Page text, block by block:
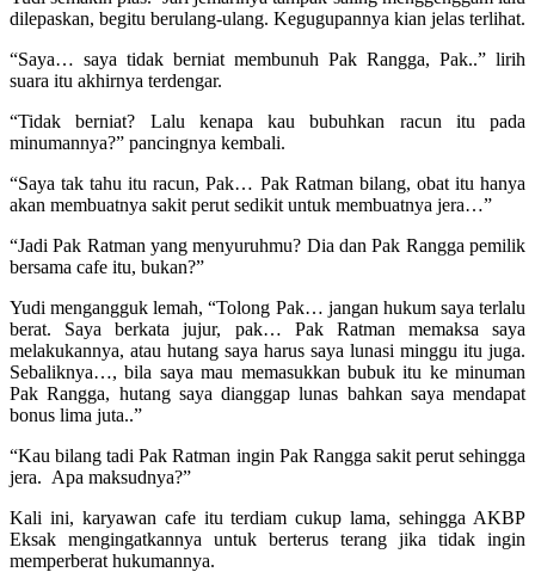
dilepaskan, begitu berulang-ulang. Kegugupannya kian jelas terlihat.
“Saya… saya tidak berniat membunuh Pak Rangga, Pak..” lirih
suara itu akhirnya terdengar.
“Tidak berniat? Lalu kenapa kau bubuhkan racun itu pada
minumannya?” pancingnya kembali.
“Saya tak tahu itu racun, Pak… Pak Ratman bilang, obat itu hanya
akan membuatnya sakit perut sedikit untuk membuatnya jera…”
“Jadi Pak Ratman yang menyuruhmu? Dia dan Pak Rangga pemilik
bersama cafe itu, bukan?”
Yudi mengangguk lemah, “Tolong Pak… jangan hukum saya terlalu
berat. Saya berkata jujur, pak… Pak Ratman memaksa saya
melakukannya, atau hutang saya harus saya lunasi minggu itu juga.
Sebaliknya…, bila saya mau memasukkan bubuk itu ke minuman
Pak Rangga, hutang saya dianggap lunas bahkan saya mendapat
bonus lima juta..”
“Kau bilang tadi Pak Ratman ingin Pak Rangga sakit perut sehingga
jera. Apa maksudnya?”
Kali ini, karyawan cafe itu terdiam cukup lama, sehingga AKBP
Eksak mengingatkannya untuk berterus terang jika tidak ingin
memperberat hukumannya.